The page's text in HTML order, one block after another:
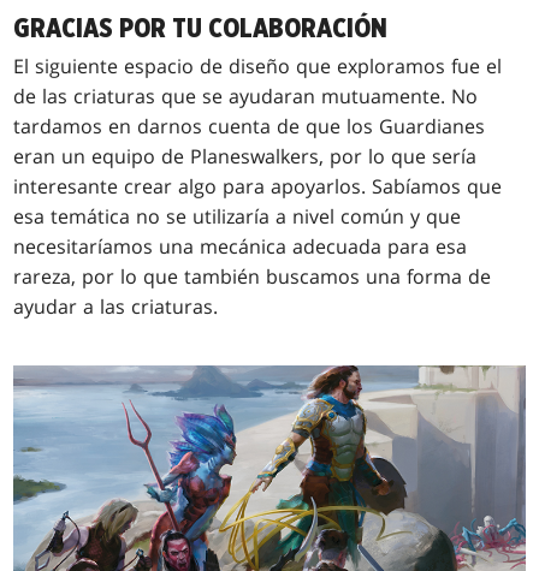
GRACIAS POR TU COLABORACIÓN
El siguiente espacio de diseño que exploramos fue el
de las criaturas que se ayudaran mutuamente. No
tardamos en darnos cuenta de que los Guardianes
eran un equipo de Planeswalkers, por lo que sería
interesante crear algo para apoyarlos. Sabíamos que
esa temática no se utilizaría a nivel común y que
necesitaríamos una mecánica adecuada para esa
rareza, por lo que también buscamos una forma de
ayudar a las criaturas.